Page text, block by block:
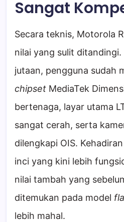
Sangat
Secara teknis, Motorola
nilai yang sulit ditandingi.
jutaan, pengguna sudah
chipset MediaTek
bertenaga, layar utama
sangat cerah, serta
dilengkapi OIS.
inci yang kini lebih
nilai tambah yang
ditemukan pada model
lebih mahal.